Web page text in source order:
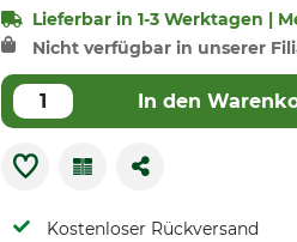
Lieferbar in 1-3 Werktagen |
Nicht verfügbar in unserer
In den
Kostenloser Rückversand